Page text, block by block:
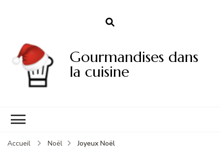
Gourmandises dans
la cuisine
Accueil Noël Joyeux Noël